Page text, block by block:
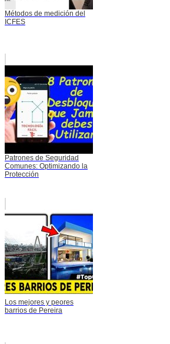
Métodos de medición del
ICFES
Patrones de Seguridad
Comunes: Optimizando la
Protección
Los mejores y peores
barrios de Pereira